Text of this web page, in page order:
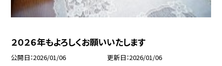
２０２６年もよろしくお願いいたします
公開日 2026/01/06 更新日 2026/01/06